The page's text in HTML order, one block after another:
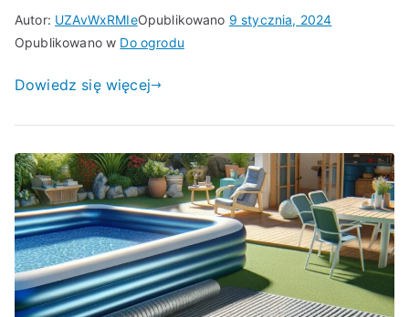
Autor: UZAvWxRMIeOpublikowano 9 stycznia, 2024
Opublikowano w Do ogrodu
Dowiedz się więcej